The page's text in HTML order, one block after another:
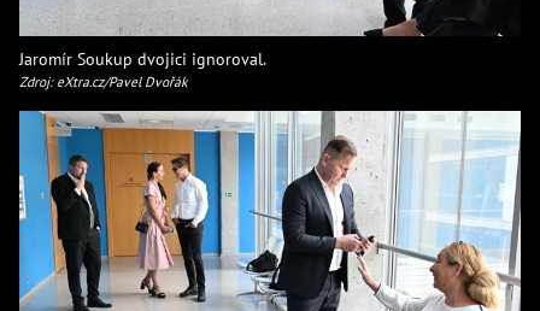
Jaromír Soukup dvojici ignoroval.
Zdroj: eXtra.cz/Pavel Dvořák